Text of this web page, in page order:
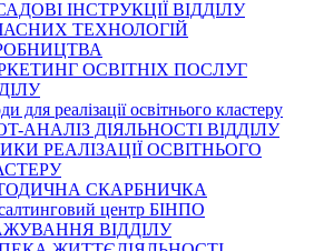
ІНСТРУКЦІЇ ВІДДІЛУ
ТЕХНОЛОГІЙ
ОСВІТНІХ ПОСЛУГ
для реалізації освітнього кластеру
АНАЛІЗ ДІЯЛЬНОСТІ ВІДДІЛУ
РЕАЛІЗАЦІЇ ОСВІТНЬОГО
СКАРБНИЧКА
центр БІНПО
ВІДДІЛУ